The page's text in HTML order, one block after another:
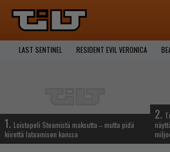
LAST SENTINEL RESIDENT EVIL VERONICA
1. Loistopeli Steamistä maksutta – mutta pidä
kiirettä lataamisen kanssa
2.